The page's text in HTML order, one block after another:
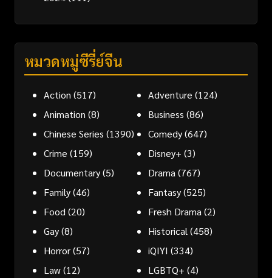
หมวดหมู่ซีรี่ย์จีน
Action (517) Adventure (124)
Animation (8) Business (86)
Chinese Series (1390) Comedy(647)
Crime (159) Disney+ (3)
Documentary(5) Drama (767)
Family(46) Fantasy(525)
Food (20) Fresh Drama (2)
Gay(8) Historical (458)
Horror(57) iQIYI (334)
Law(12) LGBTQ+ (4)